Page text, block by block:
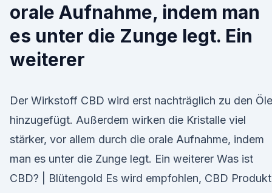
orale Aufnahme, indem man
es unter die Zunge legt. Ein
weiterer
Der Wirkstoff CBD wird erst nachträglich zu den
hinzugefügt. Außerdem wirken die Kristalle viel
stärker, vor allem durch die orale Aufnahme, indem
man es unter die Zunge legt. Ein weiterer Was ist
CBD? | Blütengold Es wird empfohlen, CBD